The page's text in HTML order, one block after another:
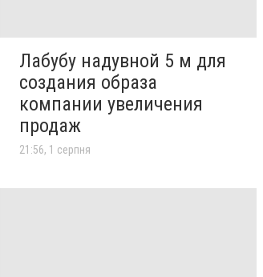
Лабубу надувной 5 м для
создания образа
компании увеличения
продаж
21:56, 1 серпня